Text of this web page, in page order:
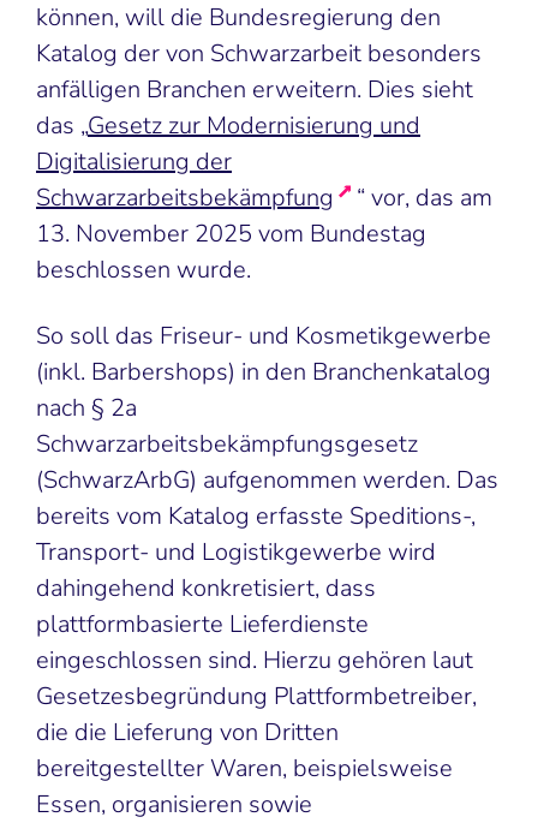
können, will die Bundesregierung den
Katalog der von Schwarzarbeit besonders
anfälligen Branchen erweitern. Dies sieht
das „Gesetz zur Modernisierung und
Digitalisierung der
Schwarzarbeitsbekämpfung
“ vor, das am
13. November 2025 vom Bundestag
beschlossen wurde.
So soll das Friseur- und Kosmetikgewerbe
(inkl. Barbershops) in den Branchenkatalog
nach § 2a
Schwarzarbeitsbekämpfungsgesetz
(SchwarzArbG) aufgenommen werden. Das
bereits vom Katalog erfasste Speditions-,
Transport- und Logistikgewerbe wird
dahingehend konkretisiert, dass
plattformbasierte Lieferdienste
eingeschlossen sind. Hierzu gehören laut
Gesetzesbegründung Plattformbetreiber,
die die Lieferung von Dritten
bereitgestellter Waren, beispielsweise
Essen, organisieren sowie